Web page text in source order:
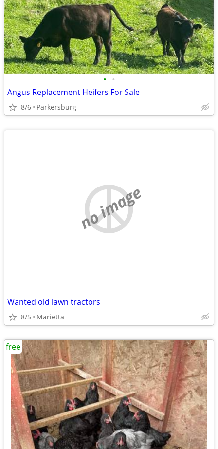
• •
Angus Replacement Heifers For Sale
8/6 Parkersburg
no image
Wanted old lawn tractors
8/5 Marietta
free